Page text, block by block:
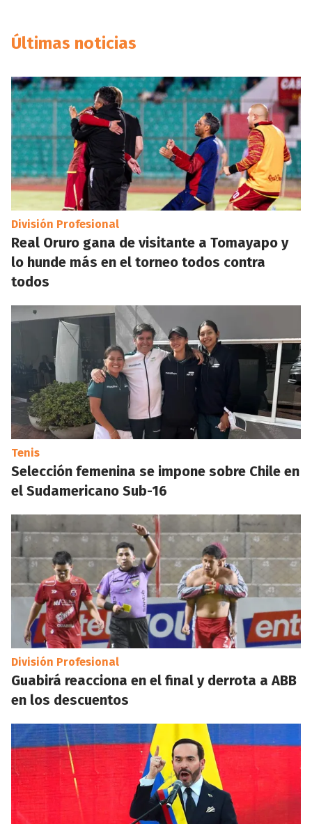
Últimas noticias
División Profesional
Real Oruro gana de visitante a Tomayapo y
lo hunde más en el torneo todos contra
todos
Tenis
Selección femenina se impone sobre Chile en
el Sudamericano Sub-16
División Profesional
Guabirá reacciona en el final y derrota a ABB
en los descuentos